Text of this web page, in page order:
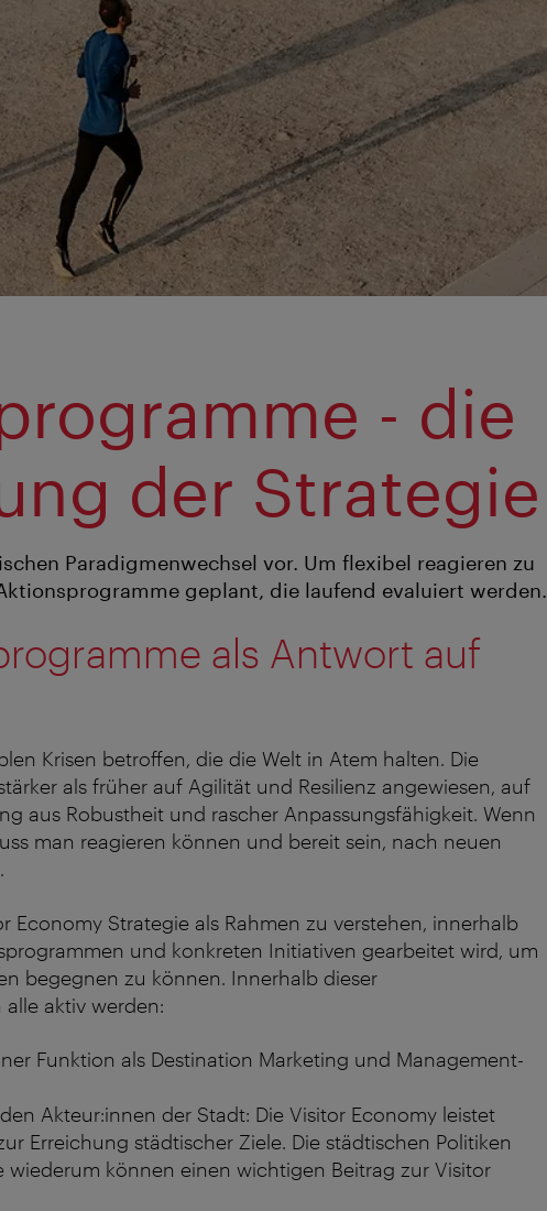
- die
der Strategie
Paradigmenwechsel vor. Um flexibel reagieren zu
geplant, die laufend evaluiert werden.
als Antwort auf
Krisen betroffen, die die Welt in Atem halten. Die
als früher auf Agilität und Resilienz angewiesen, auf
aus Robustheit und rascher Anpassungsfähigkeit. Wenn
man reagieren können und bereit sein, nach neuen
Economy Strategie als Rahmen zu verstehen, innerhalb
und konkreten Initiativen gearbeitet wird, um
begegnen zu können. Innerhalb dieser
aktiv werden:
Funktion als Destination Marketing und Management-
Akteur:innen der Stadt: Die Visitor Economy leistet
Erreichung städtischer Ziele. Die städtischen Politiken
wiederum können einen wichtigen Beitrag zur Visitor